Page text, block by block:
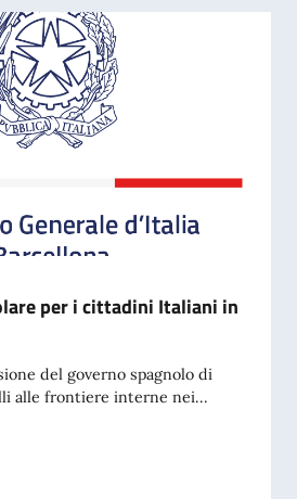
per i cittadini Italiani in
del governo spagnolo di
alle frontiere interne nei...
per i cittadini Italiani in Spagna